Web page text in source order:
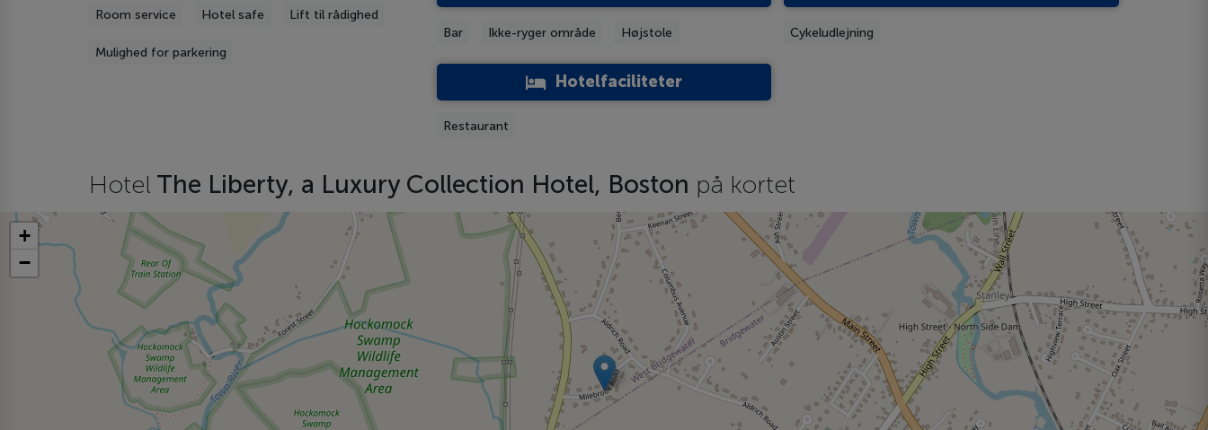
Room service Hotel safe Lift til rådighed
Mulighed for parkering
Bar Ikke-ryger område Højstole
Hotelfaciliteter
Restaurant
Cykeludlejning
Hotel The Liberty, a Luxury Collection Hotel, Boston på kortet
+
−